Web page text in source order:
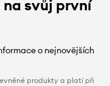
svůj první
o nejnovějších
produkty a platí při